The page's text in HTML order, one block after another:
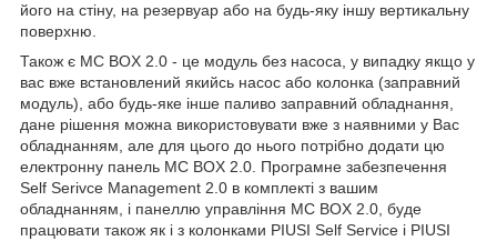
його на стіну, на резервуар або на будь-яку іншу вертикальну
поверхню.
Також є MC BOX 2.0 - це модуль без насоса, у випадку якщо у
вас вже встановлений якийсь насос або колонка (заправний
модуль), або будь-яке інше паливо заправний обладнання,
дане рішення можна використовувати вже з наявними у Вас
обладнанням, але для цього до нього потрібно додати цю
електронну панель MC BOX 2.0. Програмне забезпечення
Self Serivce Management 2.0 в комплекті з вашим
обладнанням, і панеллю управління MC BOX 2.0, буде
працювати також як і з колонками PIUSI Self Service і PIUSI